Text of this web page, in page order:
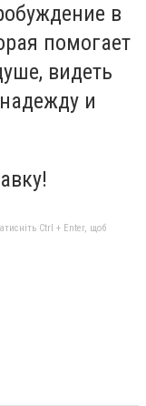
в
помогает
видеть
и
Ctrl + Enter, щоб